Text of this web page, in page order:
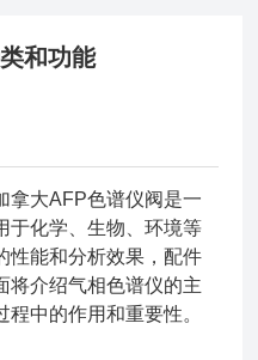
和功能
拿大AFP色谱仪阀是一
于化学、生物、环境等
性能和分析效果，配件
将介绍气相色谱仪的主
中的作用和重要性。